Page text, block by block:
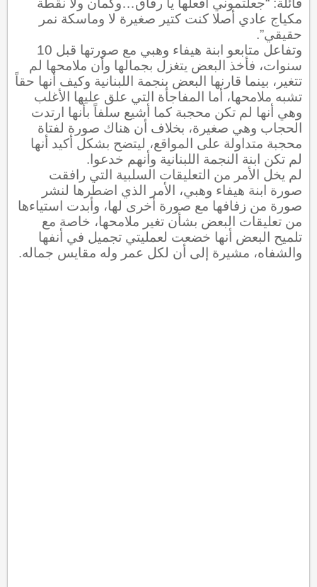
مكياج عادي أصلا كنت كتير صغيرة لا وماسكة نمر
حقيقي”.
وتفاعل متابعو ابنة هيفاء وهبي مع صورتها قبل 10
سنوات، فأخذ البعض يتغزل بجمالها وأن ملامحها لم
تتغير، بينما قارنها البعض بنجمة اللبنانية وكيف أنها حقاً
تشبه ملامحها، أما المفاجأة التي علق عليها الأغلب
وهي أنها لم تكن محجبة كما أشيع سلفاً بأنها ارتدت
الحجاب وهي صغيرة، بخلاف أن هناك صورة لفتاة
محجبة متداولة على المواقع، ليتضح بشكل أكيد أنها
لم تكن ابنة النجمة اللبنانية وأنهم خدعوا.
لم يخل الأمر من التعليقات السلبية التي رافقت
صورة ابنة هيفاء وهبي، الأمر الذي اضطرها لنشر
صورة من زفافها مع صورة أخرى لها، وأبدت استياءها
من تعليقات البعض بشأن تغير ملامحها، خاصة مع
تلميح البعض أنها خضعت لعمليتي تجميل في أنفها
والشفاه، مشيرة إلى أن لكل عمر وله مقايس جماله.